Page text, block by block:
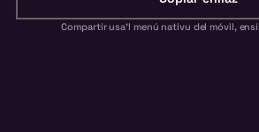
Compartir usa'l menú nativu del móvil,